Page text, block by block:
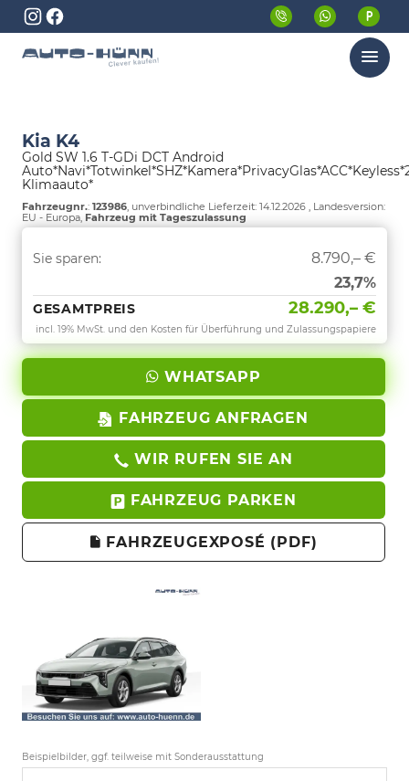
Menü
Kia K4
Gold SW 1.6 T-GDi DCT Android
Klimaauto*
Fahrzeugnr.: 123986, unverbindliche Lieferzeit: 14.12.2026 , Landesversion:
EU - Europa, Fahrzeug mit Tageszulassung
Sie sparen:
8.790,– €
23,7%
GESAMTPREIS 28.290,– €
incl. 19% MwSt. und den Kosten für Überführung und Zulassungspapiere
WHATSAPP
FAHRZEUG ANFRAGEN
WIR RUFEN SIE AN
FAHRZEUG PARKEN
FAHRZEUGEXPOSÉ (PDF)
Beispielbilder, ggf. teilweise mit Sonderausstattung